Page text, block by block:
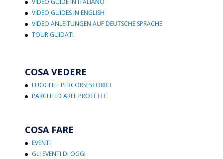
VIDEO GUIDE IN ITALIANO
VIDEO GUIDES IN ENGLISH
VIDEO ANLEITUNGEN AUF DEUTSCHE SPRACHE
TOUR GUIDATI
COSA VEDERE
LUOGHI E PERCORSI STORICI
PARCHI ED AREE PROTETTE
COSA FARE
EVENTI
GLI EVENTI DI OGGI